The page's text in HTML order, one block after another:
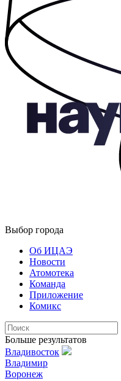
Выбор города
Об ИЦАЭ
Новости
Атомотека
Команда
Приложение
Комикс
Больше результатов
Владивосток
Владимир
Воронеж